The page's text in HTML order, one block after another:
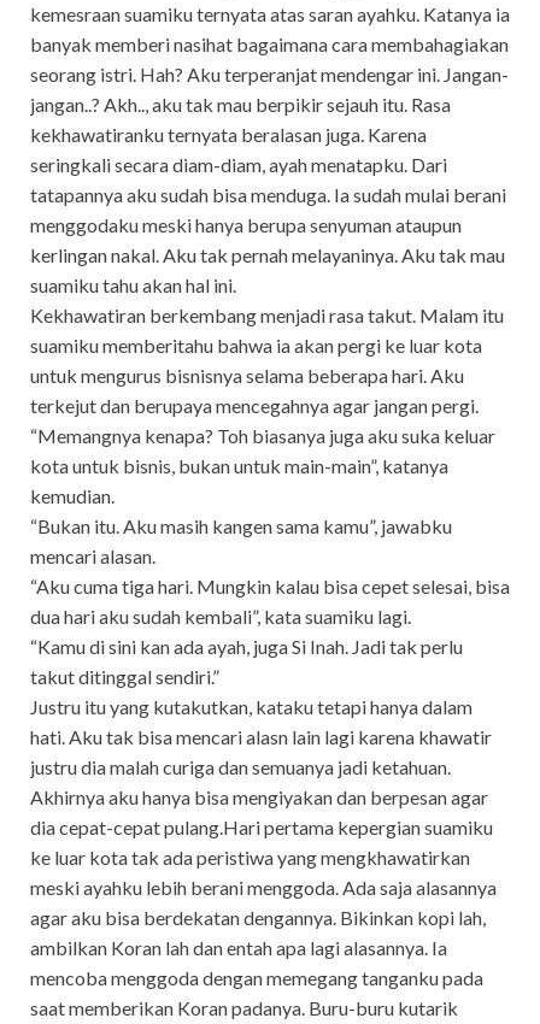
kemesraan suamiku ternyata atas saran ayahku. Katanya ia
banyak memberi nasihat bagaimana cara membahagiakan
seorang istri. Hah? Aku terperanjat mendengar ini. Jangan-
jangan..? Akh.., aku tak mau berpikir sejauh itu. Rasa
kekhawatiranku ternyata beralasan juga. Karena
seringkali secara diam-diam, ayah menatapku. Dari
tatapannya aku sudah bisa menduga. Ia sudah mulai berani
menggodaku meski hanya berupa senyuman ataupun
kerlingan nakal. Aku tak pernah melayaninya. Aku tak mau
suamiku tahu akan hal ini.
Kekhawatiran berkembang menjadi rasa takut. Malam itu
suamiku memberitahu bahwa ia akan pergi ke luar kota
untuk mengurus bisnisnya selama beberapa hari. Aku
terkejut dan berupaya mencegahnya agar jangan pergi.
“Memangnya kenapa? Toh biasanya juga aku suka keluar
kota untuk bisnis, bukan untuk main-main”, katanya
kemudian.
“Bukan itu. Aku masih kangen sama kamu”, jawabku
mencari alasan.
“Aku cuma tiga hari. Mungkin kalau bisa cepet selesai, bisa
dua hari aku sudah kembali”, kata suamiku lagi.
“Kamu di sini kan ada ayah, juga Si Inah. Jadi tak perlu
takut ditinggal sendiri.”
Justru itu yang kutakutkan, kataku tetapi hanya dalam
hati. Aku tak bisa mencari alasn lain lagi karena khawatir
justru dia malah curiga dan semuanya jadi ketahuan.
Akhirnya aku hanya bisa mengiyakan dan berpesan agar
dia cepat-cepat pulang.Hari pertama kepergian suamiku
ke luar kota tak ada peristiwa yang mengkhawatirkan
meski ayahku lebih berani menggoda. Ada saja alasannya
agar aku bisa berdekatan dengannya. Bikinkan kopi lah,
ambilkan Koran lah dan entah apa lagi alasannya. Ia
mencoba menggoda dengan memegang tanganku pada
saat memberikan Koran padanya. Buru-buru kutarik